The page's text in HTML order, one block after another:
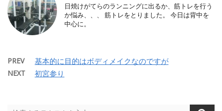
日焼けがてらのランニングに出るか、筋トレを行う
か悩み、、、 筋トレをとりました。 今日は背中を
中心に。
PREV 基本的に目的はボディメイクなのですが
NEXT 初宮参り